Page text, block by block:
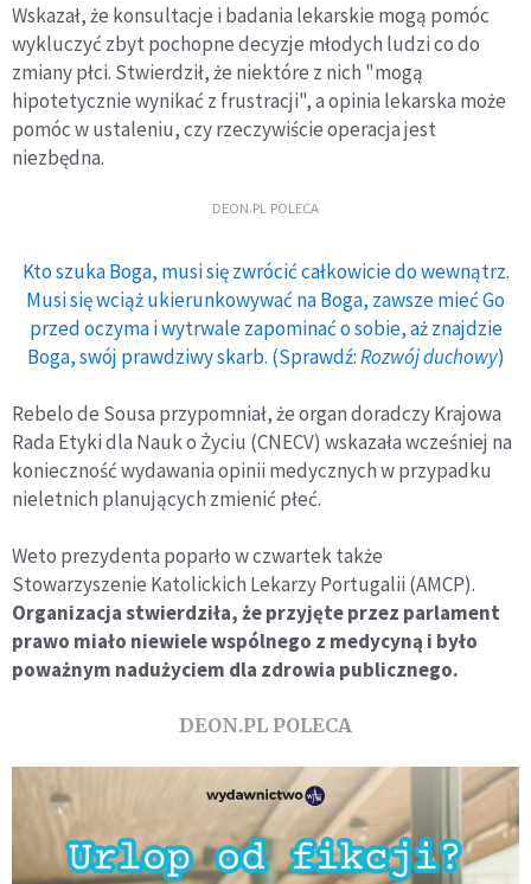
Wskazał, że konsultacje i badania lekarskie mogą pomóc
wykluczyć zbyt pochopne decyzje młodych ludzi co do
zmiany płci. Stwierdził, że niektóre z nich "mogą
hipotetycznie wynikać z frustracji", a opinia lekarska może
pomóc w ustaleniu, czy rzeczywiście operacja jest
niezbędna.
DEON.PL POLECA
Kto szuka Boga, musi się zwrócić całkowicie do wewnątrz.
Musi się wciąż ukierunkowywać na Boga, zawsze mieć Go
przed oczyma i wytrwale zapominać o sobie, aż znajdzie
Boga, swój prawdziwy skarb. (Sprawdź:Rozwój duchowy)
Rebelo de Sousa przypomniał, że organ doradczy Krajowa
Rada Etyki dla Nauk o Życiu (CNECV) wskazała wcześniej na
konieczność wydawania opinii medycznych w przypadku
nieletnich planujących zmienić płeć.
Weto prezydenta poparło w czwartek także
Stowarzyszenie Katolickich Lekarzy Portugalii (AMCP).
Organizacja stwierdziła, że przyjęte przez parlament
prawo miało niewiele wspólnego z medycyną i było
poważnym nadużyciem dla zdrowia publicznego.
DEON.PL POLECA